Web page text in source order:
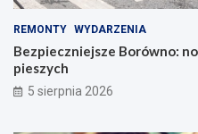
REMONTY WYDARZENIA
Bezpieczniejsze Borówno:
pieszych
5 sierpnia 2026